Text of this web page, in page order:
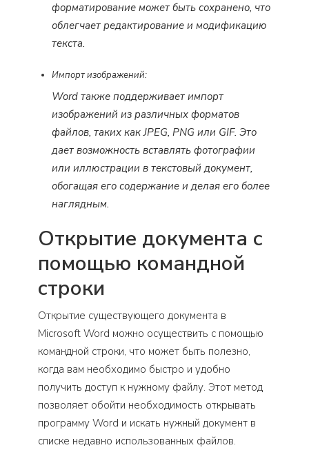
форматирование может быть сохранено, что
облегчает редактирование и модификацию
текста.
Импорт изображений:
Word также поддерживает импорт
изображений из различных форматов
файлов, таких как JPEG, PNG или GIF. Это
дает возможность вставлять фотографии
или иллюстрации в текстовый документ,
обогащая его содержание и делая его более
наглядным.
Открытие документа с
помощью командной
строки
Открытие существующего документа в
Microsoft Word можно осуществить с помощью
командной строки, что может быть полезно,
когда вам необходимо быстро и удобно
получить доступ к нужному файлу. Этот метод
позволяет обойти необходимость открывать
программу Word и искать нужный документ в
списке недавно использованных файлов.